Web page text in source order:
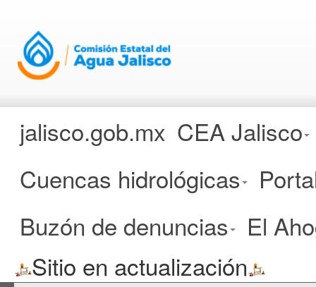
jalisco.gob.mx CEA Jalisco
Cuencas hidrológicas
Buzón de denuncias
El
Sitio en actualización
COMISIÓN ESTATAL
AGUA
CUENCA:
SAN PABLO Y OTRAS
Ubicación en el Estado de